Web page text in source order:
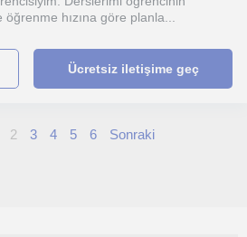
hızına göre planla...
Ücretsiz iletişime geç
2 3 4 5 6 Sonraki